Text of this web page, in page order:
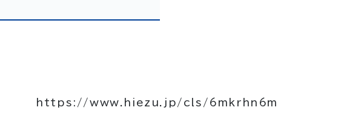
https://www.hiezu.jp/cls/6mkrhn6m